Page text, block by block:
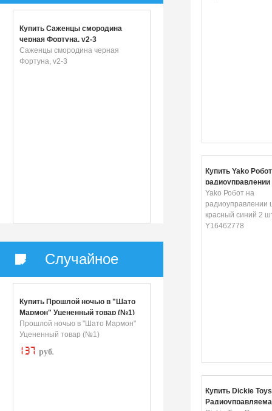
Купить Саженцы смородина
черная Фортуна, v2-3
Саженцы смородина черная
Фортуна, v2-3
Случайное
Купить Прошлой ночью в "Шато
Мармон" Уцененный товар (№1)
Прошлой ночью в "Шато Мармон"
Уцененный товар (№1)
137 руб.
Купить Yako
радиоуправлении
красный синий 2
Y16462778
Yako Робот на
радиоуправлении
красный синий 2
Y16462778
Купить Dickie Toys